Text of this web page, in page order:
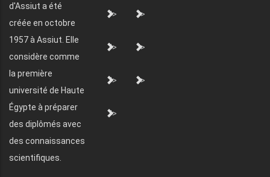
d'Assiut a été
créée en octobre
1957 à Assiut. Elle
considère comme
la première
université de Haute
Égypte à préparer
des diplômés avec
des connaissances
scientifiques.
"> ">
"> ">
"> ">
">